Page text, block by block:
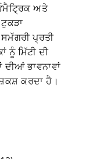
ਅਤੇ
ਪ੍ਰਤੀ
ਨੂੰ ਮਿੱਟੀ ਦੀ
ਭਾਵਨਾਵਾਂ
ਕਰਦਾ ਹੈ।